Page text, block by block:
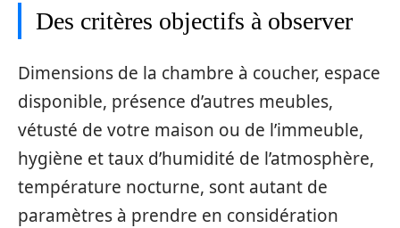
Des critères objectifs à observer
Dimensions de la chambre à coucher, espace
disponible, présence d’autres meubles,
vétusté de votre maison ou de l’immeuble,
hygiène et taux d’humidité de l’atmosphère,
température nocturne, sont autant de
paramètres à prendre en considération